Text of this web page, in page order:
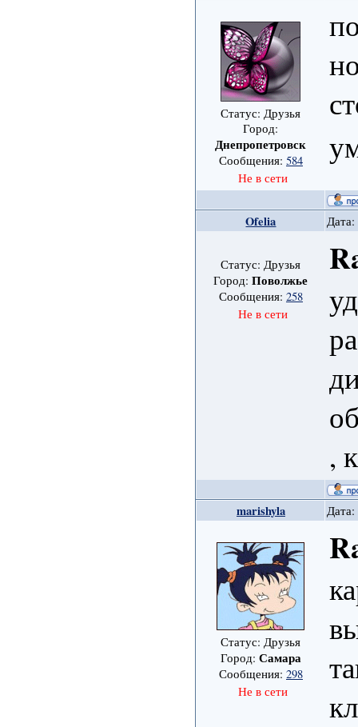
Статус: Друзья
Город:
Днепропетровск
Сообщения: 584
Не в сети
Ofelia
Статус: Друзья
Город:Поволжье
Сообщения: 258
Не в сети
,
marishyla Дата:
Статус: Друзья
Город: Самара
Сообщения: 298
Не в сети